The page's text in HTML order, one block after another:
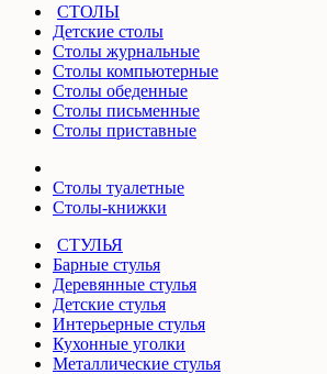
СТОЛЫ
Детские столы
Столы журнальные
Столы компьютерные
Столы обеденные
Столы письменные
Столы приставные
Столы туалетные
Столы-книжки
СТУЛЬЯ
Барные стулья
Деревянные стулья
Детские стулья
Интерьерные стулья
Кухонные уголки
Металлические стулья